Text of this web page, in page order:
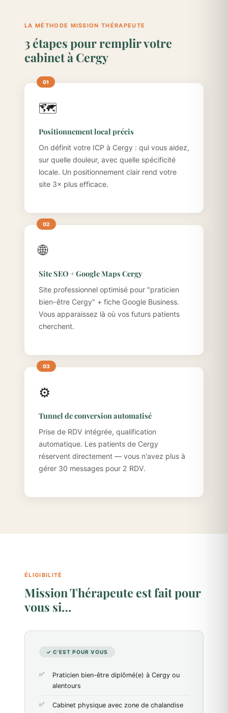
LA MÉTHODE MISSION THÉRAPEUTE
3 étapes pour remplir votre
cabinet à Cergy
🗺️
Positionnement local précis
On définit votre ICP à Cergy : qui vous aidez,
sur quelle douleur, avec quelle spécificité
locale. Un positionnement clair rend votre
site 3× plus efficace.
🌐
Site SEO + Google Maps Cergy
Site professionnel optimisé pour "praticien
bien-être Cergy" + fiche Google Business.
Vous apparaissez là où vos futurs patients
cherchent.
⚙️
Tunnel de conversion automatisé
Prise de RDV intégrée, qualification
automatique. Les patients de Cergy
réservent directement — vous n'avez plus à
gérer 30 messages pour 2 RDV.
ÉLIGIBILITÉ
Mission Thérapeute est fait pour
vous si…
✓ C'EST POUR VOUS
Praticien bien-être diplômé(e) à Cergy ou
alentours
Cabinet physique avec zone de chalandise